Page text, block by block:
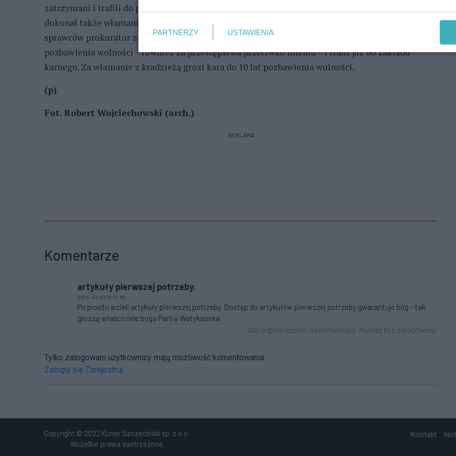
zatrzymani i trafili do policyjnego aresztu. W trakcie przesłuchania okazało się, że jeden z nich
dokonał także włamania do kiosku ruchu, przywłaszczając papierosy i tytoń. Wobec jednego ze
sprawców prokurator zastosował dozór policyjny, zaś drugi poszukiwany był do odbycia kary
pozbawienia wolności – również za przestępstwa przeciwko mieniu – i trafił już do zakładu
karnego. Za włamanie z kradzieżą grozi kara do 10 lat pozbawienia wolności.
(p)
Fot. Robert Wojciechowski (arch.)
REKLAMA
Komentarze
artykuły pierwszej potrzeby.
2019-01-07 11:13:30
Po prostu wzieli artykuły pierwszej potrzeby. Dostęp do artykułów pierwszej potrzeby gwarantuje bóg - tak
głoszą właściciele boga Partia Watykańska.
Aby odpowiedzieć na komentarz, musisz być zalogowany.
Tylko zalogowani użytkownicy mają możliwość komentowania
Zaloguj się Zarejestruj
Copyright © 2022 Kurier Szczeciński sp. z o.o.
Wszelkie prawa zastrzeżone
Kontakt
PARTNERZY USTAWIENIA